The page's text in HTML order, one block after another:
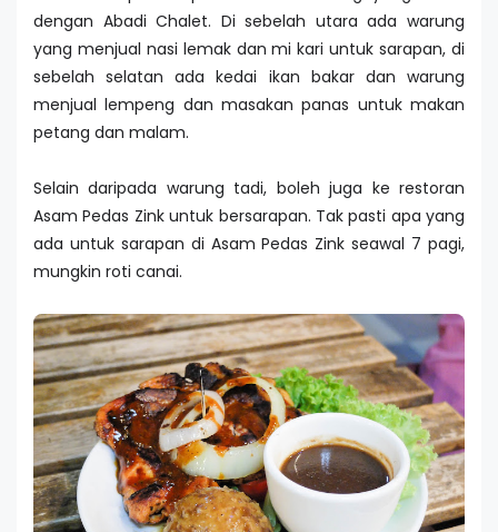
dengan Abadi Chalet. Di sebelah utara ada warung
yang menjual nasi lemak dan mi kari untuk sarapan, di
sebelah selatan ada kedai ikan bakar dan warung
menjual lempeng dan masakan panas untuk makan
petang dan malam.
Selain daripada warung tadi, boleh juga ke restoran
Asam Pedas Zink untuk bersarapan. Tak pasti apa yang
ada untuk sarapan di Asam Pedas Zink seawal 7 pagi,
mungkin roti canai.